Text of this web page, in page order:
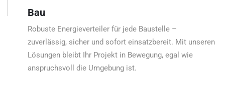
Bau
Robuste Energieverteiler für jede Baustelle –
zuverlässig, sicher und sofort einsatzbereit. Mit unseren
Lösungen bleibt Ihr Projekt in Bewegung, egal wie
anspruchsvoll die Umgebung ist.